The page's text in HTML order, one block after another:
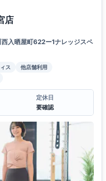
店
入晒屋町622ー1ナレッジスペ
ス
他店舗利用
定休日
要確認